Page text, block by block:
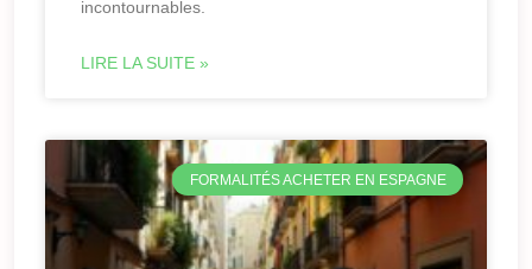
incontournables.
LIRE LA SUITE »
FORMALITÉS ACHETER EN ESPAGNE